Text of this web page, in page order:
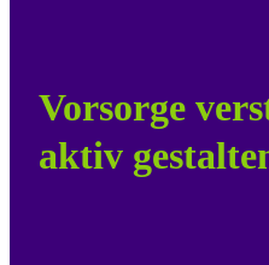
Vorsorge
aktiv